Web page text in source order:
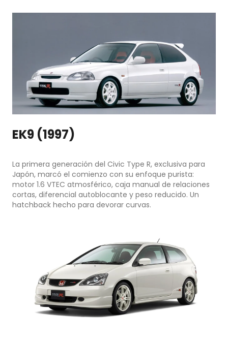
EK9 (1997)
La primera generación del Civic Type R, exclusiva para
Japón, marcó el comienzo con su enfoque purista:
motor 1.6 VTEC atmosférico, caja manual de relaciones
cortas, diferencial autoblocante y peso reducido. Un
hatchback hecho para devorar curvas.